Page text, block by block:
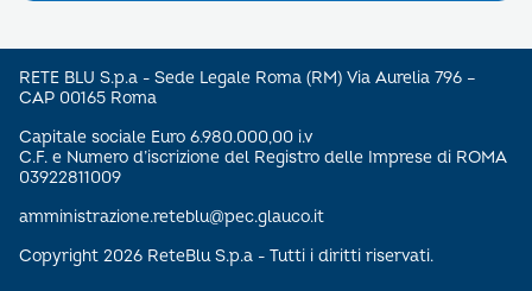
RETE BLU S.p.a - Sede Legale Roma (RM) Via Aurelia 796 –
CAP 00165 Roma
Capitale sociale Euro 6.980.000,00 i.v
C.F. e Numero d’iscrizione del Registro delle Imprese di ROMA
03922811009
amministrazione.reteblu@pec.glauco.it
Copyright 2026 ReteBlu S.p.a - Tutti i diritti riservati.